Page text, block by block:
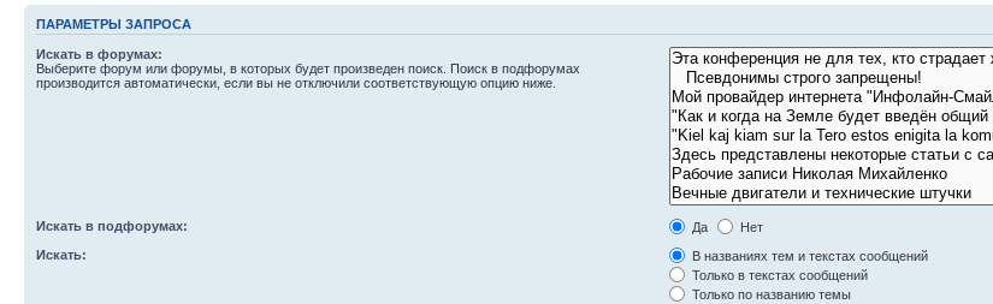
ПАРАМЕТРЫ ЗАПРОСА
Искать в форумах:
Выберите форум или форумы, в которых будет произведен поиск. Поиск в подфорумах
производится автоматически, если вы не отключили соответствующую опцию ниже.
Искать в подфорумах: Да
Нет
Искать:
В названиях тем и текстах сообщений
Только в текстах сообщений
Только по названию темы